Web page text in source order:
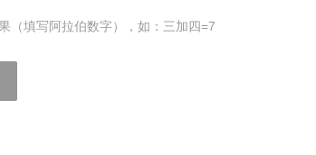
（填写阿拉伯数字），如：三加四=7